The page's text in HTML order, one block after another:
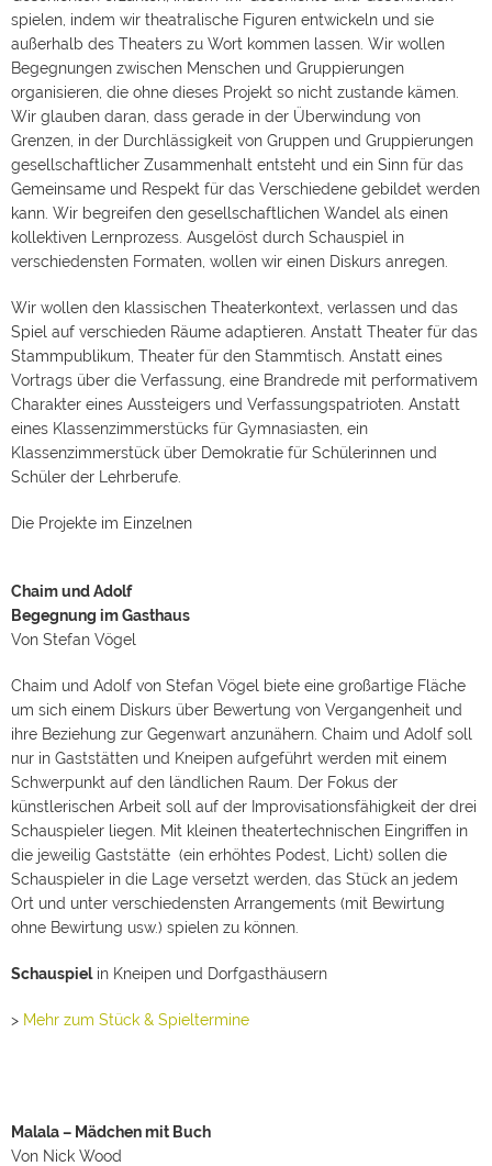
spielen, indem wir theatralische Figuren entwickeln und sie
außerhalb des Theaters zu Wort kommen lassen. Wir wollen
Begegnungen zwischen Menschen und Gruppierungen
organisieren, die ohne dieses Projekt so nicht zustande kämen.
Wir glauben daran, dass gerade in der Überwindung von
Grenzen, in der Durchlässigkeit von Gruppen und Gruppierungen
gesellschaftlicher Zusammenhalt entsteht und ein Sinn für das
Gemeinsame und Respekt für das Verschiedene gebildet werden
kann. Wir begreifen den gesellschaftlichen Wandel als einen
kollektiven Lernprozess. Ausgelöst durch Schauspiel in
verschiedensten Formaten, wollen wir einen Diskurs anregen.
Wir wollen den klassischen Theaterkontext, verlassen und das
Spiel auf verschieden Räume adaptieren. Anstatt Theater für das
Stammpublikum, Theater für den Stammtisch. Anstatt eines
Vortrags über die Verfassung, eine Brandrede mit performativem
Charakter eines Aussteigers und Verfassungspatrioten. Anstatt
eines Klassenzimmerstücks für Gymnasiasten, ein
Klassenzimmerstück über Demokratie für Schülerinnen und
Schüler der Lehrberufe.
Die Projekte im Einzelnen
Chaim und Adolf
Begegnung im Gasthaus
Von Stefan Vögel
Chaim und Adolf von Stefan Vögel biete eine großartige Fläche
um sich einem Diskurs über Bewertung von Vergangenheit und
ihre Beziehung zur Gegenwart anzunähern. Chaim und Adolf soll
nur in Gaststätten und Kneipen aufgeführt werden mit einem
Schwerpunkt auf den ländlichen Raum. Der Fokus der
künstlerischen Arbeit soll auf der Improvisationsfähigkeit der drei
Schauspieler liegen. Mit kleinen theatertechnischen Eingriffen in
die jeweilig Gaststätte (ein erhöhtes Podest, Licht) sollen die
Schauspieler in die Lage versetzt werden, das Stück an jedem
Ort und unter verschiedensten Arrangements (mit Bewirtung
ohne Bewirtung usw.) spielen zu können.
Schauspielin Kneipen und Dorfgasthäusern
> Mehr zum Stück & Spieltermine
Malala – Mädchen mit Buch
Von Nick Wood
Theater für das Stammpublikum, Theater für den
Stammtisch. Anstatt eines Vortrags über die Verfassung,
eine Brandrede mit performativem Charakter eines
Aussteigers und Verfassungspatrioten. Anstatt eines
Klassenzimmerstücks für Gymnasiasten, ein
Klassenzimmerstück über Demokratie für Schülerinnen und
Schüler der Lehrberufe. Die Projekte im
Einzelnen[/vc_column_text][/vc_column][/vc_row][vc_row]
[vc_column width="1/3"][vc_column_text
text_align="left"] Chaim und AdolfBegegnung im Gasthaus
Von Stefan Vögel Chaim und Adolf von Stefan Vögel biete
eine großartige Fläche um sich einem Diskurs über
Bewertung von Vergangenheit und ihre Beziehung zur
Gegenwart anzunähern. Chaim und Adolf soll nur in
Gaststätten und Kneipen aufgeführt werden mit einem
Schwerpunkt auf den ländlichen Raum. Der Fokus der
drei Schauspieler liegen. Mit kleinen theatertechnischen
Eingriffen in die jeweilig Gaststätte (ein erhöhtes Podest,
Licht) sollen die Schauspieler in die Lage versetzt werden,
das Stück an jedem Ort und unter verschiedensten
Arrangements (mit Bewirtung ohne Bewirtung usw.) spielen
zu können.
in Kneipen und Dorfgasthäusern >
Mehr zum Stück & Spieltermine[/vc_column_text]
[/vc_column][vc_column width="1/3"][vc_column_text
text_align="left"]Malala - Mädchen mit BuchVon Nick Wood
Malala ist ein Monolog in dem ein Schauspieler versucht,
Dinge zu beschreiben die dem Mitteleuropäer fremd sind.
eine Rekonstruktion. Diese Rekonstruktion möchten wir,
entgegen der bisherigen Inszenierungen als
Fortbildung, Tagungen und Unterricht
lightbox="yes"][/vc_column][vc_column width="1/3"]
[vc_column_text text_align="left"]
Unternehmergenen. Er lässt sich nichts sagen. Aktuell
betreibt er eine Strandbar auf Jamaika. Dort liest er täglich
die Bildzeitung und die Süddeutsche. Er hat einen
besonderen Blick auf Deutschland. Als feuriger
Verfassungspatriot schimpft er über hilflose
Leitkulturdebatten und verweist auf das Grundgesetz das
halt niemand kennt. Die Performance besteht aus einem
Kern zu den Themen Demokratie, Grundgesetz, Leitkultur. Je
nachdem wann und wo Manfred Bogenschütz auftritt,
erlaubt die Konstruktion aktuelle und lokale Bezüge
aufzugreifen.
Kabarett
bei Jubiläen, Empfängen,
Firmenfesten und auf dem freien Markt[/vc_column_text]
[/vc_column][/vc_row][vc_row][vc_column width="1/1"]
[vc_column_text text_align="left"]
Sie möchtenChaim & Adolfin Ihr Gasthaus
Schule?
dramaturgie@theater-lindenhof.de
[vc_column_text text_align="left"]Gefördert